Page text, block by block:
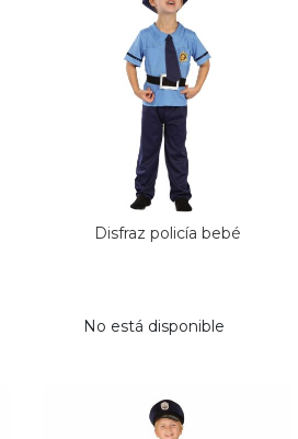
Disfraz policía bebé
No está disponible